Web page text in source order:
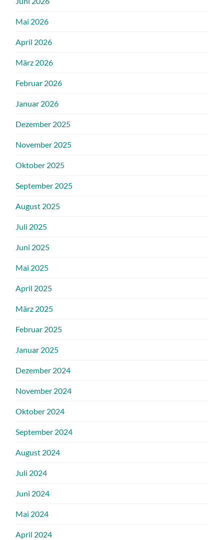
Mai 2026
April 2026
März 2026
Februar 2026
Januar 2026
Dezember 2025
November 2025
Oktober 2025
September 2025
August 2025
Juli 2025
Juni 2025
Mai 2025
April 2025
März 2025
Februar 2025
Januar 2025
Dezember 2024
November 2024
Oktober 2024
September 2024
August 2024
Juli 2024
Juni 2024
Mai 2024
April 2024